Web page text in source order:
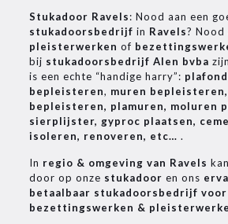
Stukadoor Ravels: Nood aan een
stukadoorsbedrijf in Ravels? Nood
pleisterwerken of
bij stukadoorsbedrijf Alen bvba
is een echte “handige harry”: plafond
bepleisteren, muren
bepleisteren, plamuren, moluren
sierplijster, gyproc plaatsen,
isoleren, renoveren, etc… .
In regio & omgeving van Ravels
door op onze stukadoor en ons
betaalbaar stukadoorsbedrijf
bezettingswerken &